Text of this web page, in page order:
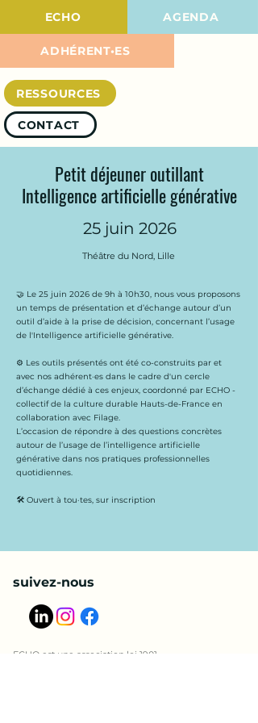
ECHO
ADHÉRENT•ES
AGENDA
CONTACT
RESSOURCES
Petit déjeuner outillant
Intelligence artificielle générative
25 juin 2026
Théâtre du Nord, Lille
🤝 Le 25 juin 2026 de 9h à 10h30, nous vous proposons
un temps de présentation et d’échange autour d’un
outil d’aide à la prise de décision, concernant l’usage
de l'Intelligence artificielle générative.
⚙️ Les outils présentés ont été co-construits par et
avec nos adhérent·es dans le cadre d'un cercle
d’échange dédié à ces enjeux, coordonné par ECHO -
collectif de la culture durable Hauts-de-France en
collaboration avec Filage.
L’occasion de répondre à des questions concrètes
autour de l’usage de l’intelligence artificielle
générative dans nos pratiques professionnelles
quotidiennes.
🛠️ Ouvert à tou·tes, sur inscription
suivez-nous
ECHO est une association loi 1901 -